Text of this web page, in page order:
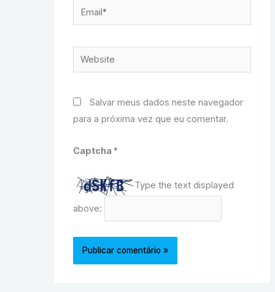
Email*
Website
Salvar meus dados neste navegador
para a próxima vez que eu comentar.
Captcha*
Type the text displayed
above: